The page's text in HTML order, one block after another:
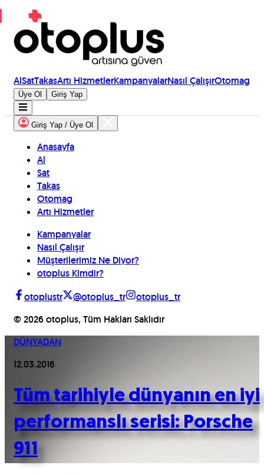
AlSatTakasArtı HizmetlerKampanyalarNasıl ÇalışırOtomag
Üye Ol Giriş Yap
Giriş Yap / Üye Ol
Anasayfa
Al
Sat
Takas
Otomag
Artı Hizmetler
Kampanyalar
Nasıl Çalışır
Müşterilerimiz Ne Diyor?
otoplus Kimdir?
otoplustr
@otoplus_tr
otoplus_tr
© 2026 otoplus, Tüm Hakları Saklıdır
DÜNYADAN
12.03.2016
Tüm tarihiyle dünyanın en iyi
performanslı serisi: Porsche
911